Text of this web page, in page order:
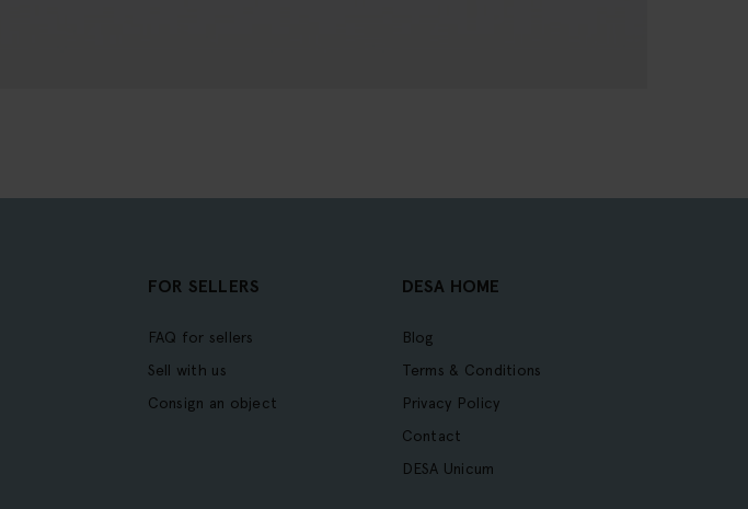
FOR SELLERS
FAQ for sellers
Sell with us
Consign an object
DESA HOME
Blog
Terms & Conditions
Privacy Policy
Contact
DESA Unicum